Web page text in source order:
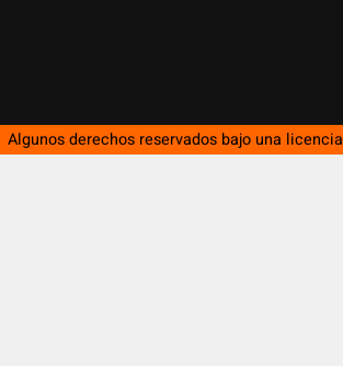
Algunos derechos reservados bajo una licencia